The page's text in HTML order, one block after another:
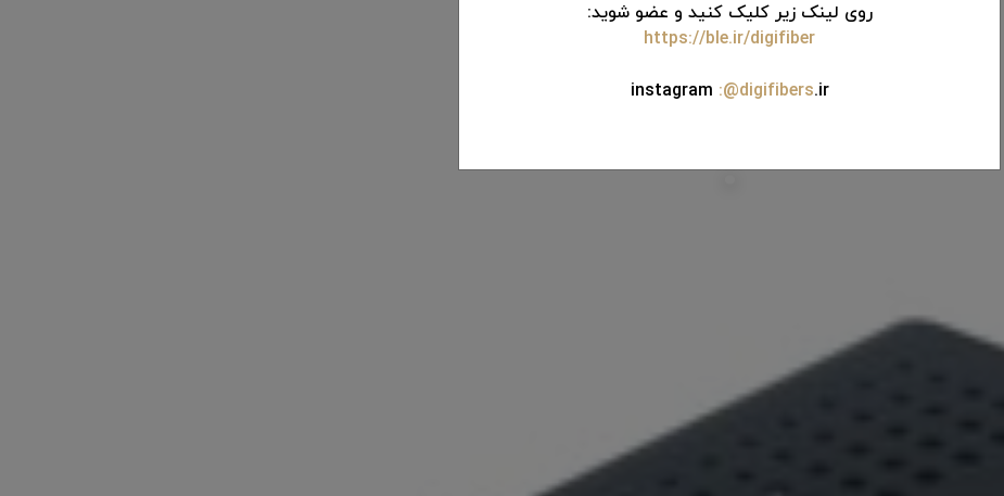
روی لینک زیر کلیک کنید و عضو شوید:
https://ble.ir/digifiber
instagram :@digifibers.ir
.